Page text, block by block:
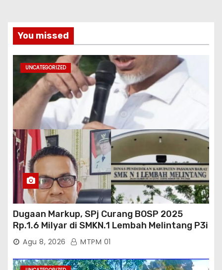
You missed
UNCATEGORIZED
Dugaan Markup, SPj Curang BOSP 2025
Rp.1.6 Milyar di SMKN.1 Lembah Melintang P3i
: Kajati Sumbar Panggil dan Periksa
Agu 8, 2026 MTPM 01